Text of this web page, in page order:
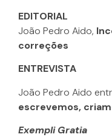
EDITORIAL
João Pedro Aido,
correções
ENTREVISTA
João Pedro Aido
escrevemos,
Exempli Gratia